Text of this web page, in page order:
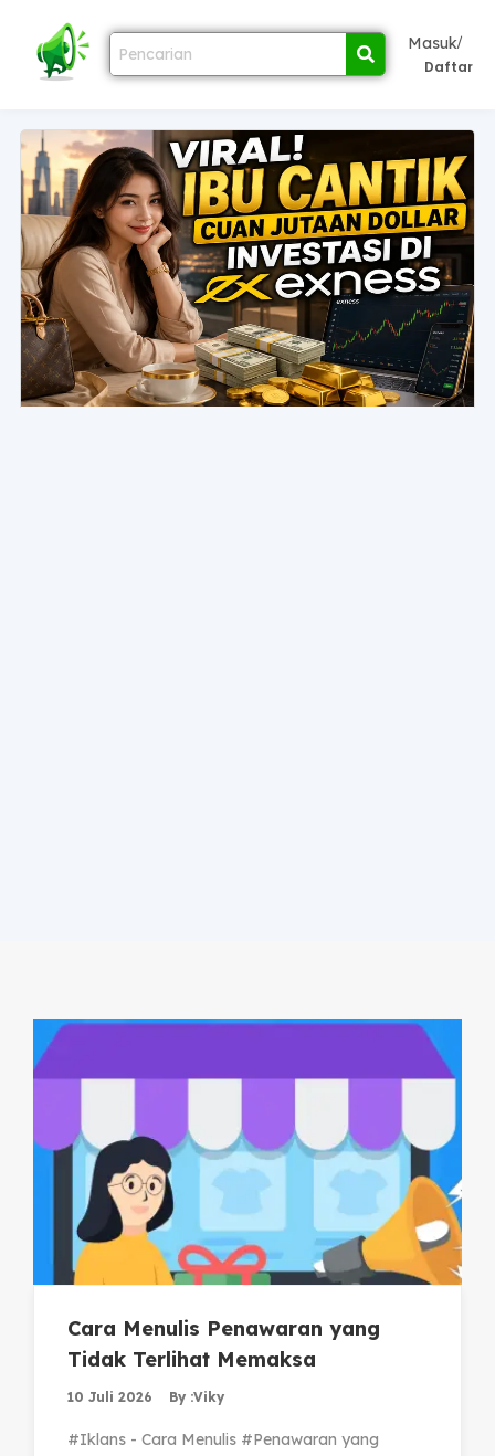
Masuk/
Daftar
Cara Menulis Penawaran yang
Tidak Terlihat Memaksa
10 Juli 2026 By :Viky
#Iklans - Cara Menulis #Penawaran yang